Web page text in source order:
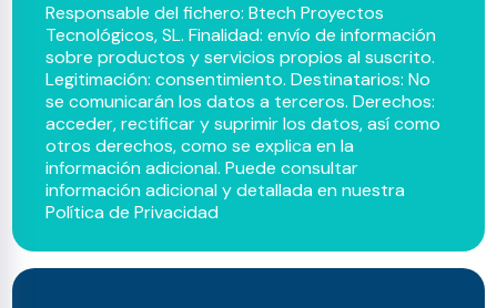
Responsable del fichero: Btech Proyectos
Tecnológicos, SL. Finalidad: envío de información
sobre productos y servicios propios al suscrito.
Legitimación: consentimiento. Destinatarios: No
se comunicarán los datos a terceros. Derechos:
acceder, rectificar y suprimir los datos, así como
otros derechos, como se explica en la
información adicional. Puede consultar
información adicional y detallada en nuestra
Política de Privacidad